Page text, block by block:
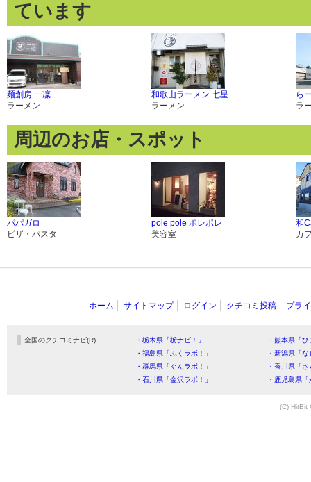
ています
麺創房 一凜
ラーメン
和歌山ラーメン 七星
ラーメン
ら
ラ
周辺のお店・スポット
パパガロ
ピザ・パスタ
pole pole ポレポレ
美容室
和
カ
ホーム サイトマップ ログイン クチコミ投稿 プラ
全国のクチコミナビ(R) ・栃木県「栃ナビ！」
・熊本県「
・福島県「ふくラボ！」
・新潟県「
・群馬県「ぐんラボ！」
・香川県「
・石川県「金沢ラボ！」
・鹿児島県
(C) HitBit